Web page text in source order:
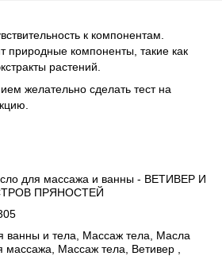
к компонентам.
природные компоненты, такие как
растений.
желательно сделать тест на
для массажа и ванны - ВЕТИВЕР И
ПРЯНОСТЕЙ
ванны и тела, Массаж тела, Масла
массажа, Массаж тела, Ветивер ,